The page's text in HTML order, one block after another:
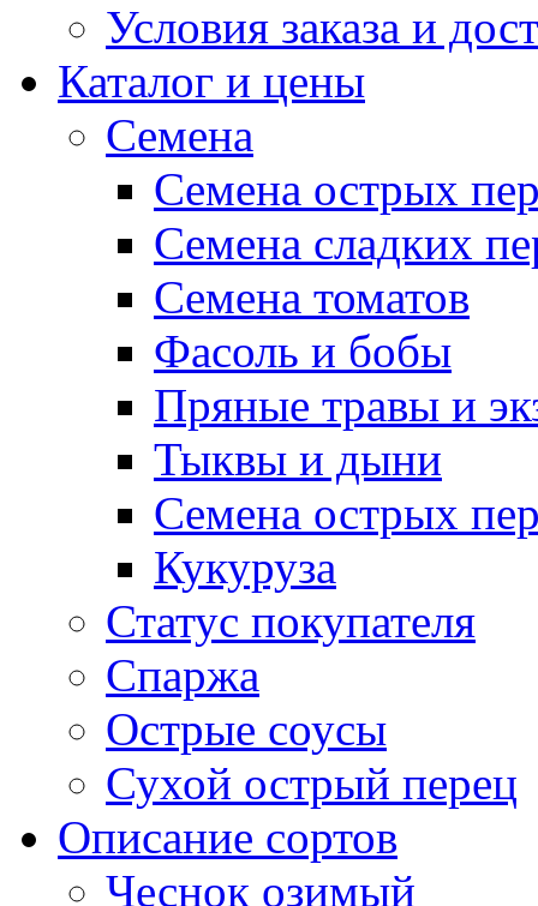
Условия заказа и
Каталог и цены
Семена
Семена острых
Семена сладких
Семена томатов
Фасоль и бобы
Пряные травы и
Тыквы и дыни
Семена острых
Кукуруза
Статус покупателя
Спаржа
Острые соусы
Сухой острый перец
Описание сортов
Чеснок озимый